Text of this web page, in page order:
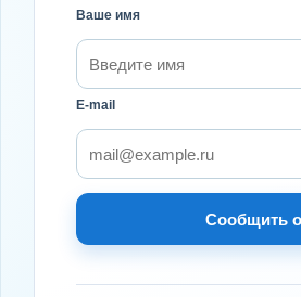
Ваше имя
E-mail
Сообщить